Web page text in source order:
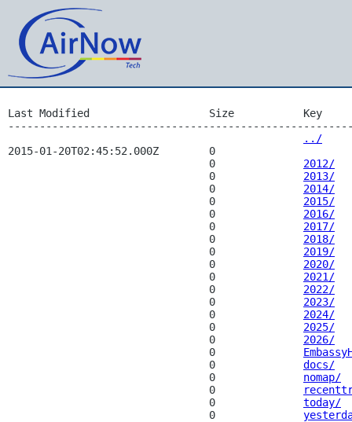
Last Modified                   Size           Key
../
2015-01-20T02:45:52.000Z        0
                                0
2012/
                                0
2013/
                                0
2014/
                                0
2015/
                                0
2016/
                                0
2017/
                                0
2018/
                                0
2019/
                                0
2020/
                                0
2021/
                                0
2022/
                                0
2023/
                                0
2024/
                                0
2025/
                                0
2026/
                                0
                                0
docs/
                                0
nomap/
                                0
                                0
today/
                                0